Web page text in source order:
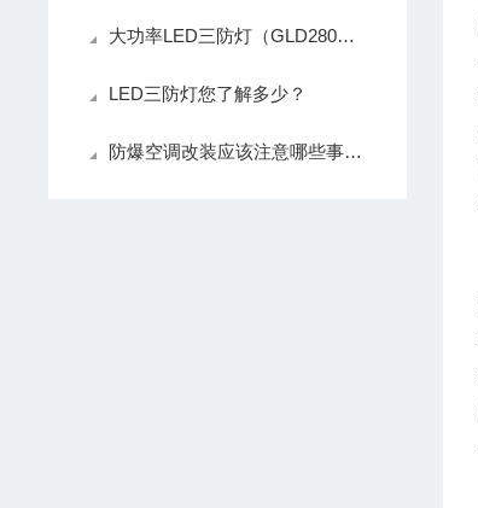
大功率LED三防灯（GLD280三防LED灯）散热检测电路深度解析
LED三防灯您了解多少？
防爆空调改装应该注意哪些事项呢？